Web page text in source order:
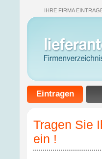
IHRE FIRMA
Eintragen
Tragen Sie
ein !